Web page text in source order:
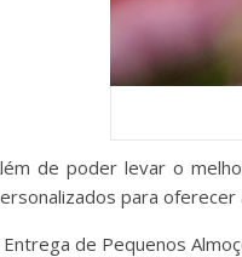
de poder levar o
para oferecer
Entrega de Pequenos